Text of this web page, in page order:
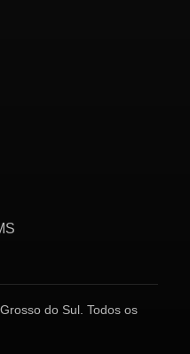
do Sul. Todos os